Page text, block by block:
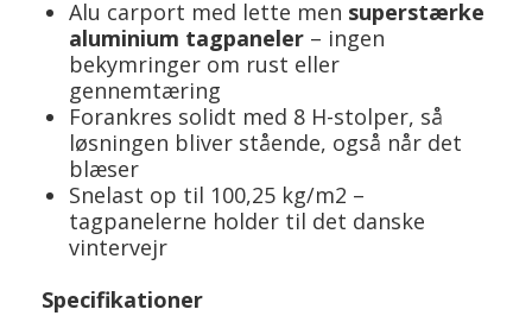
Alu carport med lette men superstærke
aluminium tagpaneler– ingen
bekymringer om rust eller
gennemtæring
Forankres solidt med 8 H-stolper, så
løsningen bliver stående, også når det
blæser
Snelast op til 100,25 kg/m2 –
tagpanelerne holder til det danske
vintervejr
Specifikationer